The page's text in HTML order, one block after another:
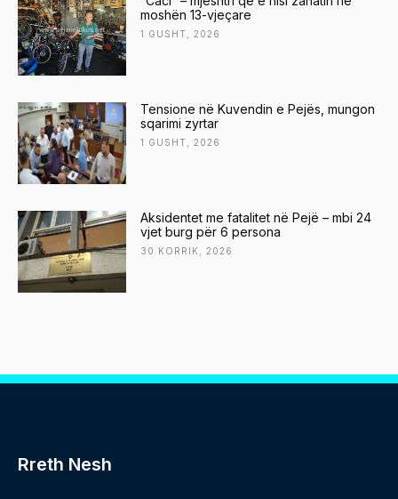
moshën 13-vjeçare
1 GUSHT, 2026
Tensione në Kuvendin e Pejës, mungon
sqarimi zyrtar
1 GUSHT, 2026
Aksidentet me fatalitet në Pejë – mbi 24
vjet burg për 6 persona
30 KORRIK, 2026
Rreth Nesh